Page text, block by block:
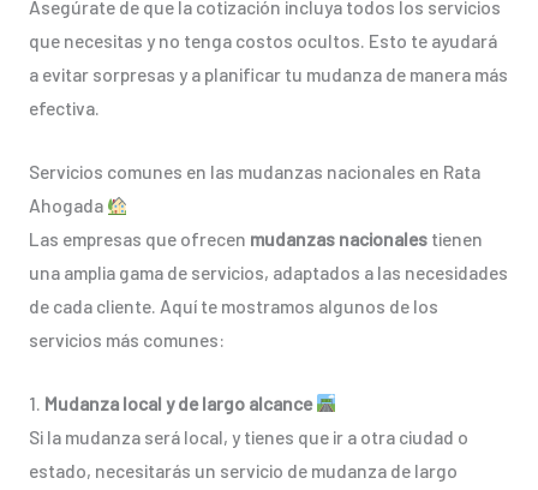
Asegúrate de que la cotización incluya todos los servicios
que necesitas y no tenga costos ocultos. Esto te ayudará
a evitar sorpresas y a planificar tu mudanza de manera más
efectiva.
Servicios comunes en las mudanzas nacionales en Rata
Ahogada
Las empresas que ofrecen mudanzas nacionales tienen
una amplia gama de servicios, adaptados a las necesidades
de cada cliente. Aquí te mostramos algunos de los
servicios más comunes:
1. Mudanza local y de largo alcance
Si la mudanza será local, y tienes que ir a otra ciudad o
estado, necesitarás un servicio de mudanza de largo